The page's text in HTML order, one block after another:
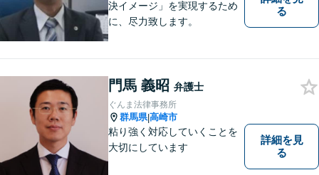
決イメージ」を実現するため
に、尽力致します。
る
門馬 義昭 弁護士
ぐんま法律事務所
群馬県|高崎市
粘り強く対応していくことを
大切にしています
詳細を見
る